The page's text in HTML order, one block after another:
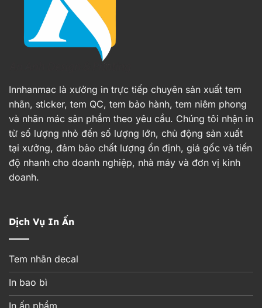
Innhanmac là xưởng in trực tiếp chuyên sản xuất tem
nhãn, sticker, tem QC, tem bảo hành, tem niêm phong
và nhãn mác sản phẩm theo yêu cầu. Chúng tôi nhận in
từ số lượng nhỏ đến số lượng lớn, chủ động sản xuất
tại xưởng, đảm bảo chất lượng ổn định, giá gốc và tiến
độ nhanh cho doanh nghiệp, nhà máy và đơn vị kinh
doanh.
Dịch Vụ In Ấn
Tem nhãn decal
In bao bì
In ấn phẩm